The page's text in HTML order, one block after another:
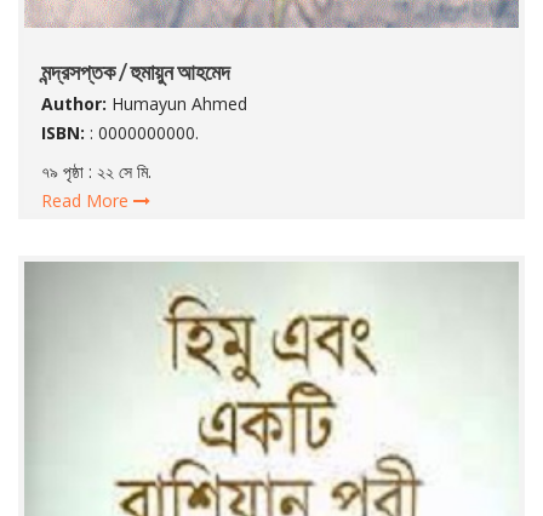
মন্দ্রসপ্তক / হুমায়ুন আহমেদ
Author: Humayun Ahmed
ISBN: : 0000000000.
৭৯ পৃষ্ঠা : ২২ সে মি.
Read More